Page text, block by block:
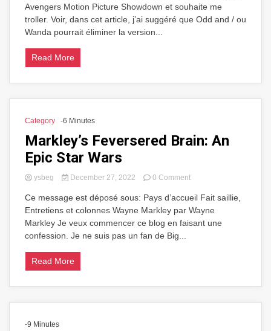
dans
le
of
Avengers Motion Picture Showdown et souhaite me
troller. Voir, dans cet article, j’ai suggéré que Odd and / ou
Wanda pourrait éliminer la version...
Read More
Category -6 Minutes
Markley’s Feversered Brain: An
Epic Star Wars
ysbeg December 27, 2022 0 Commenton
Feversered
Brain:
An
Ce message est déposé sous: Pays d’accueil Fait saillie,
Entretiens et colonnes Wayne Markley par Wayne
Markley Je veux commencer ce blog en faisant une
confession. Je ne suis pas un fan de Big...
Read More
-9 Minutes